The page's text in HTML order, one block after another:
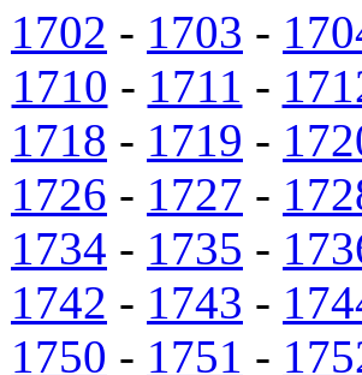
1702 - 1703 -
1710 - 1711 -
1718 - 1719 -
1726 - 1727 -
1734 - 1735 -
1742 - 1743 -
1750 - 1751 -